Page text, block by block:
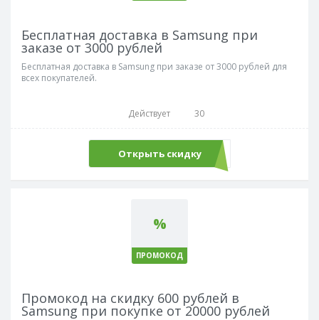
Бесплатная доставка в Samsung при
заказе от 3000 рублей
Бесплатная доставка в Samsung при заказе от 3000 рублей для
всех покупателей.
Действует 30
Открыть скидку
%
ПРОМОКОД
Промокод на скидку 600 рублей в
Samsung при покупке от 20000 рублей